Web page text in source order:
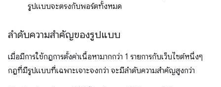
รูปแบบจะตรงกับพอร์ตทั้งหมด
ลำดับความสำคัญของรูปแบบ
เมื่อมีการใช้กฎการตั้งค่าเนื้อหามากกว่า 1 รายการกับเว็บไซต์หนึ่งๆ
กฎที่มีรูปแบบที่เฉพาะเจาะจงกว่า จะมีลำดับความสำคัญสูงกว่า